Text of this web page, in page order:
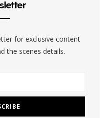
a
for exclusive content
the scenes details.